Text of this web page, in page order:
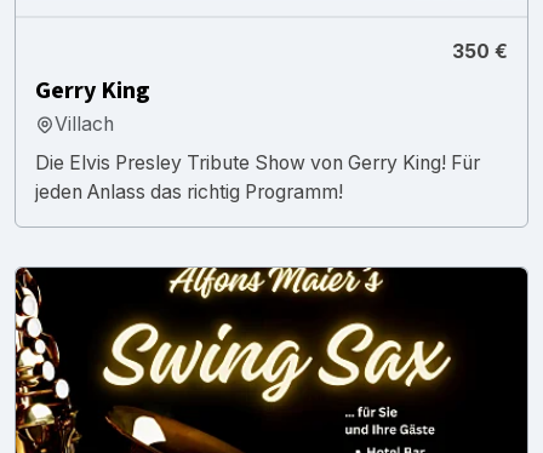
350 €
Gerry King
Villach
Die Elvis Presley Tribute Show von Gerry King! Für
jeden Anlass das richtig Programm!